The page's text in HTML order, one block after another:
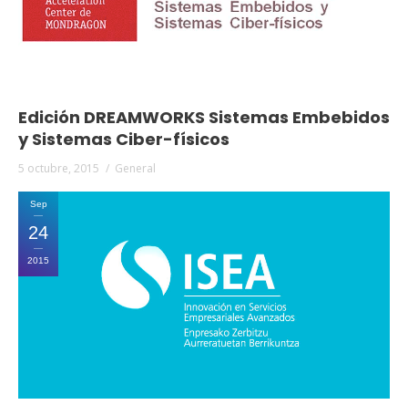
Edición DREAMWORKS Sistemas Embebidos
y Sistemas Ciber-físicos
5 octubre, 2015 General
Sep
24
2015